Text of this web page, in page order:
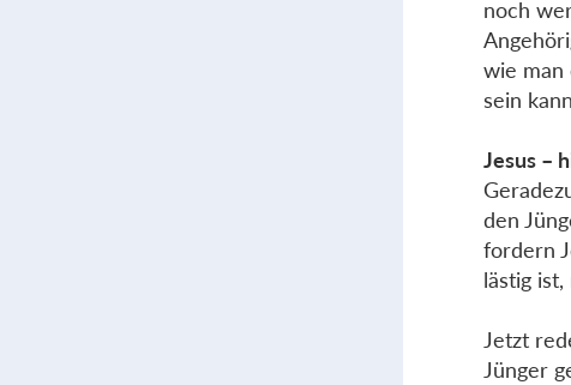
noch
wie man
sein
Jesus –
den
fordern
lästig
Jetzt
Jünger